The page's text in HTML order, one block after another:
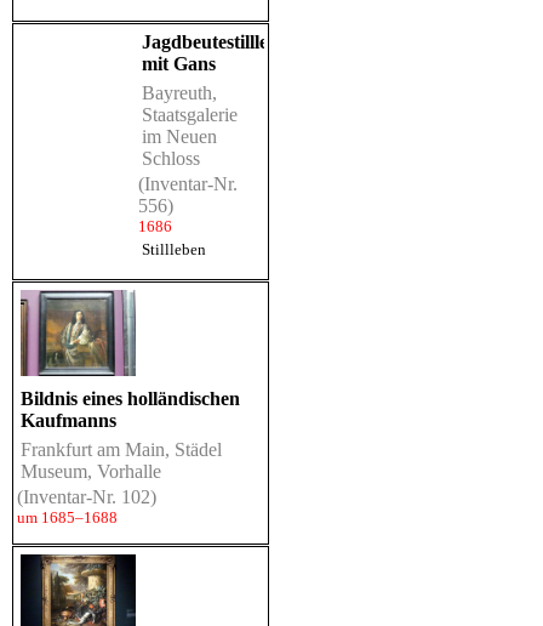
Jagdbeutestillleben
mit Gans
Bayreuth,
Staatsgalerie
im Neuen
Schloss
(Inventar-Nr.
556)
1686
Stillleben
Bildnis eines holländischen
Kaufmanns
Frankfurt am Main, Städel
Museum, Vorhalle
(Inventar-Nr. 102)
um 1685–1688